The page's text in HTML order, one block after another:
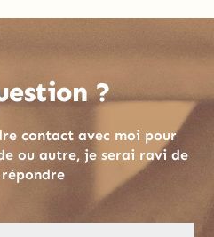
?
contact avec moi pour
ou autre, je serai ravi de